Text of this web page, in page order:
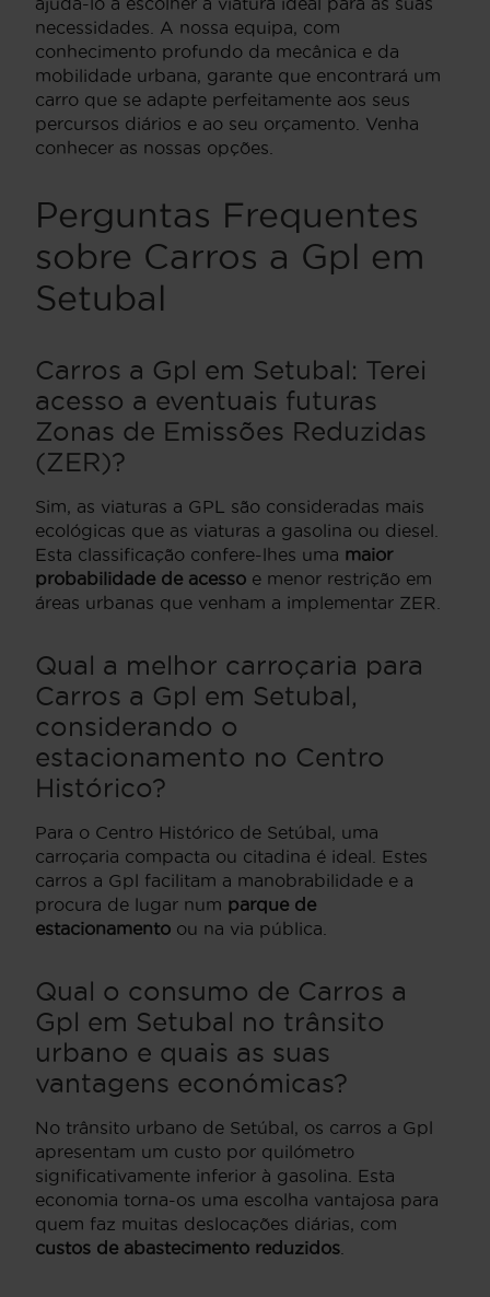
necessidades. A nossa equipa, com
conhecimento profundo da mecânica e da
mobilidade urbana, garante que encontrará um
carro que se adapte perfeitamente aos seus
percursos diários e ao seu orçamento. Venha
conhecer as nossas opções.
Perguntas Frequentes
sobre Carros a Gpl em
Setubal
Carros a Gpl em Setubal: Terei
acesso a eventuais futuras
Zonas de Emissões Reduzidas
(ZER)?
Sim, as viaturas a GPL são consideradas mais
ecológicas que as viaturas a gasolina ou diesel.
Esta classificação confere-lhes uma maior
probabilidade de acesso e menor restrição em
áreas urbanas que venham a implementar ZER.
Qual a melhor carroçaria para
Carros a Gpl em Setubal,
considerando o
estacionamento no Centro
Histórico?
Para o Centro Histórico de Setúbal, uma
carroçaria compacta ou citadina é ideal. Estes
carros a Gpl facilitam a manobrabilidade e a
procura de lugar num parque de
estacionamento ou na via pública.
Qual o consumo de Carros a
Gpl em Setubal no trânsito
urbano e quais as suas
vantagens económicas?
No trânsito urbano de Setúbal, os carros a Gpl
apresentam um custo por quilómetro
significativamente inferior à gasolina. Esta
economia torna-os uma escolha vantajosa para
quem faz muitas deslocações diárias, com
custos de abastecimento reduzidos